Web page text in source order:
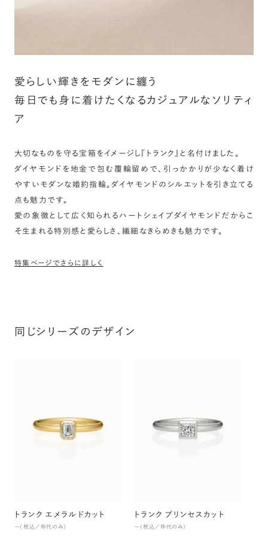
愛らしい輝きをモダンに纏う
毎日でも身に着けたくなるカジュアルなソリティ
ア
大切なものを守る宝箱をイメージし『トランク』と名付けました。
ダイヤモンドを地金で包む覆輪留めで、引っかかりが少なく着け
やすいモダンな婚約指輪。ダイヤモンドのシルエットを引き立てる
点も魅力です。
愛の象徴として広く知られるハートシェイプダイヤモンドだからこ
そ生まれる特別感と愛らしさ、繊細なきらめきも魅力です。
特集ページでさらに詳しく
同じシリーズのデザイン
トランク エメラルドカット
〜（税込／枠代のみ）
トランク プリンセスカット
〜（税込／枠代のみ）